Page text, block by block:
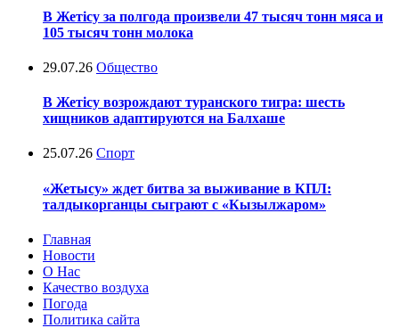
В Жетісу за полгода произвели 47 тысяч тонн мяса и
105 тысяч тонн молока
29.07.26 Общество
В Жетісу возрождают туранского тигра: шесть
хищников адаптируются на Балхаше
25.07.26 Спорт
«Жетысу» ждет битва за выживание в КПЛ:
талдыкорганцы сыграют с «Кызылжаром»
Главная
Новости
О Нас
Качество воздуха
Погода
Политика сайта